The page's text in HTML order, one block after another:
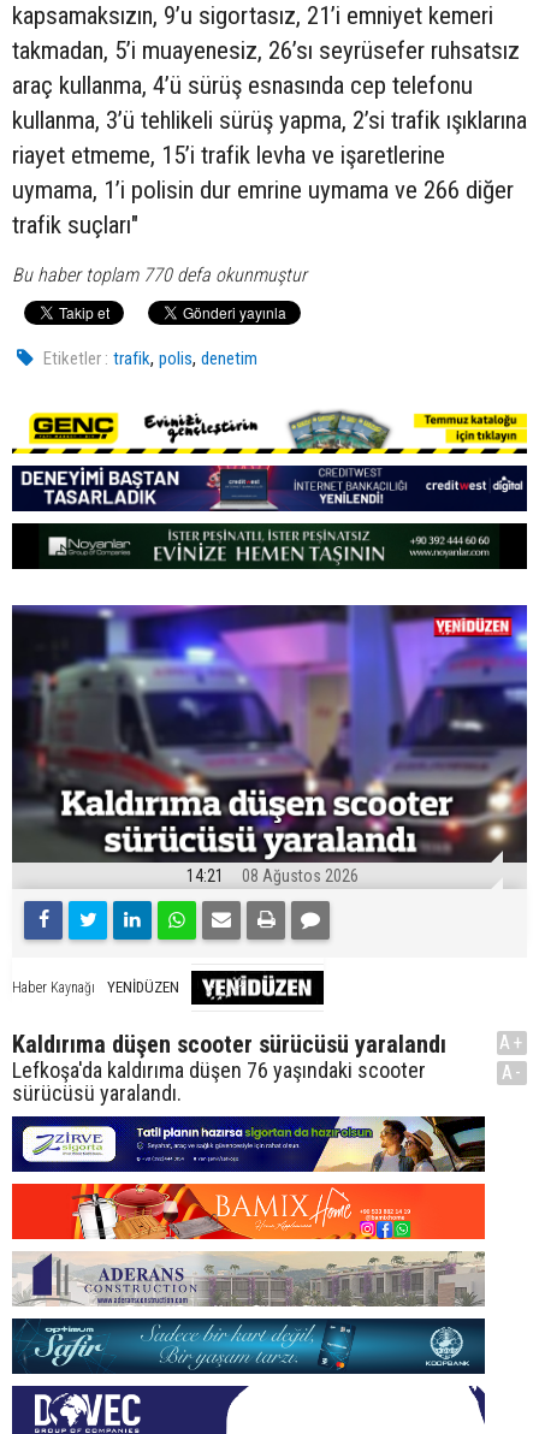
kapsamaksızın, 9’u sigortasız, 21’i emniyet kemeri
takmadan, 5’i muayenesiz, 26’sı seyrüsefer ruhsatsız
araç kullanma, 4’ü sürüş esnasında cep telefonu
kullanma, 3’ü tehlikeli sürüş yapma, 2’si trafik ışıklarına
riayet etmeme, 15’i trafik levha ve işaretlerine
uymama, 1’i polisin dur emrine uymama ve 266 diğer
trafik suçları"
Bu haber toplam 770 defa okunmuştur
Etiketler : trafik,polis,denetim
14:21 08 Ağustos 2026
Haber Kaynağı YENİDÜZEN
Kaldırıma düşen scooter sürücüsü yaralandı
Lefkoşa'da kaldırıma düşen 76 yaşındaki scooter
sürücüsü yaralandı.
A+
A-